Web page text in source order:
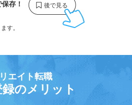
保存！
す。
エイト転職
のメリット